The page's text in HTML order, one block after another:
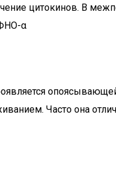
цитокинов. В
α
Часто она